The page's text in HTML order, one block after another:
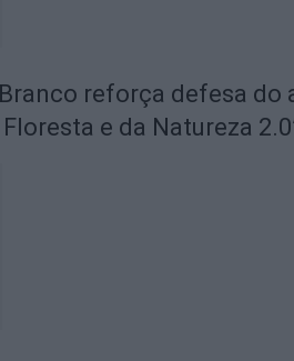
reforça defesa do
e da Natureza